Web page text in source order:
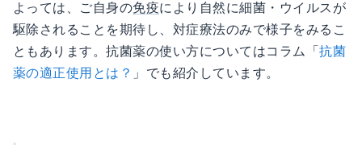
よっては、ご自身の免疫により自然に細菌・ウイルスが
駆除されることを期待し、対症療法のみで様子をみるこ
ともあります。抗菌薬の使い方についてはコラム「抗菌
薬の適正使用とは？ 」でも紹介しています。